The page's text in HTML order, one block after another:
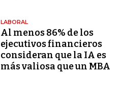
LABORAL
Al menos 86% de los
ejecutivos financieros
consideran que la IA es
más valiosa que un MBA